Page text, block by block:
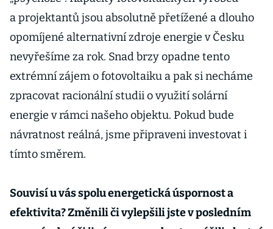
a projektantů jsou absolutně přetížené a dlouho
opomíjené alternativní zdroje energie v Česku
nevyřešíme za rok. Snad brzy opadne tento
extrémní zájem o fotovoltaiku a pak si necháme
zpracovat racionální studii o využití solární
energie v rámci našeho objektu. Pokud bude
návratnost reálná, jsme připraveni investovat i
tímto směrem.
Souvisí u vás spolu energetická úspornost a
efektivita? Změnili či vylepšili jste v posledním